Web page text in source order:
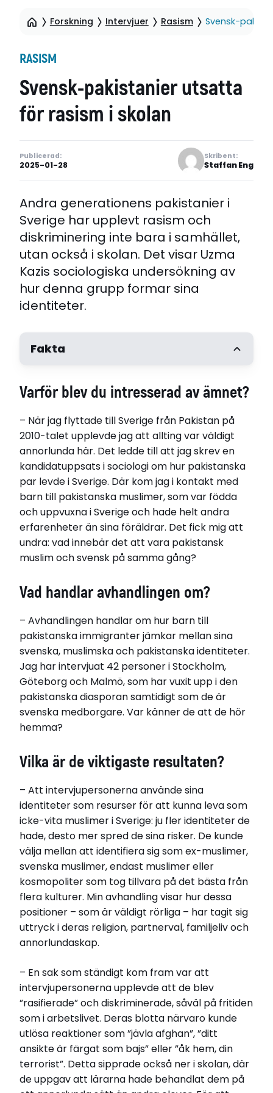
Forskning Intervjuer Rasism Svensk-
RASISM
Svensk-pakistanier utsatta
för rasism i skolan
Publicerad:
2025-01-28
Skribent:
Staffan Eng
Andra generationens pakistanier i
Sverige har upplevt rasism och
diskriminering inte bara i samhället,
utan också i skolan. Det visar Uzma
Kazis sociologiska undersökning av
hur denna grupp formar sina
identiteter.
Fakta
Uzma Kazi.
Uzma Kazi
vid Lunds universitet
Avhandling
Swedish-(Par)Desi. Belonging Narratives of
Second-Generation Pakistani Muslims in Sweden
Relaterade länkar
Läs avhandlingen här
Varför blev du intresserad av ämnet?
– När jag flyttade till Sverige från Pakistan på
2010-talet upplevde jag att allting var väldigt
annorlunda här. Det ledde till att jag skrev en
kandidatuppsats i sociologi om hur pakistanska
par levde i Sverige. Där kom jag i kontakt med
barn till pakistanska muslimer, som var födda
och uppvuxna i Sverige och hade helt andra
erfarenheter än sina föräldrar. Det fick mig att
undra: vad innebär det att vara pakistansk
muslim och svensk på samma gång?
Vad handlar avhandlingen om?
– Avhandlingen handlar om hur barn till
pakistanska immigranter jämkar mellan sina
svenska, muslimska och pakistanska identiteter.
Jag har intervjuat 42 personer i Stockholm,
Göteborg och Malmö, som har vuxit upp i den
pakistanska diasporan samtidigt som de är
svenska medborgare. Var känner de att de hör
hemma?
Vilka är de viktigaste resultaten?
– Att intervjupersonerna använde sina
identiteter som resurser för att kunna leva som
icke-vita muslimer i Sverige: ju fler identiteter de
hade, desto mer spred de sina risker. De kunde
välja mellan att identifiera sig som ex-muslimer,
svenska muslimer, endast muslimer eller
kosmopoliter som tog tillvara på det bästa från
flera kulturer. Min avhandling visar hur dessa
positioner – som är väldigt rörliga – har tagit sig
uttryck i deras religion, partnerval, familjeliv och
annorlundaskap.
– En sak som ständigt kom fram var att
intervjupersonerna upplevde att de blev
”rasifierade” och diskriminerade, såväl på fritiden
som i arbetslivet. Deras blotta närvaro kunde
utlösa reaktioner som ”jävla afghan”, ”ditt
ansikte är färgat som bajs” eller ”åk hem, din
terrorist”. Detta sipprade också ner i skolan, där
de uppgav att lärarna hade behandlat dem på